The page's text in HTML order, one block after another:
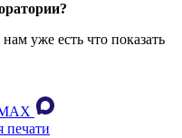
уже есть что показать
печати